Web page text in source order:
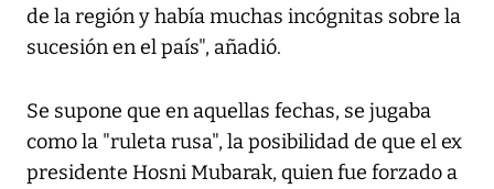
de la región y había muchas incógnitas sobre la
sucesión en el país", añadió.
Se supone que en aquellas fechas, se jugaba
como la "ruleta rusa", la posibilidad de que el ex
presidente Hosni Mubarak, quien fue forzado a